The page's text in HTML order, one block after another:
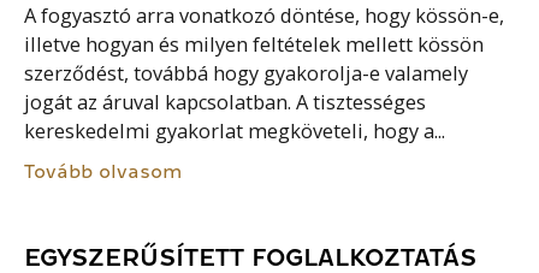
A fogyasztó arra vonatkozó döntése, hogy kössön-e,
illetve hogyan és milyen feltételek mellett kössön
szerződést, továbbá hogy gyakorolja-e valamely
jogát az áruval kapcsolatban. A tisztességes
kereskedelmi gyakorlat megköveteli, hogy a...
Tovább olvasom
EGYSZERŰSÍTETT FOGLALKOZTATÁS